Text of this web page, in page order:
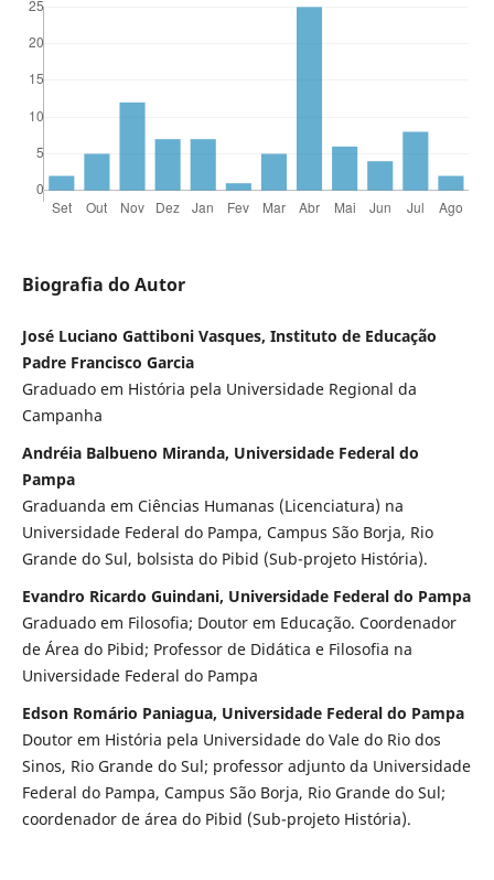
Biografia do Autor
José Luciano Gattiboni Vasques, Instituto de Educação
Padre Francisco Garcia
Graduado em História pela Universidade Regional da
Campanha
Andréia Balbueno Miranda, Universidade Federal do
Pampa
Graduanda em Ciências Humanas (Licenciatura) na
Universidade Federal do Pampa, Campus São Borja, Rio
Grande do Sul, bolsista do Pibid (Sub-projeto História).
Evandro Ricardo Guindani, Universidade Federal do Pampa
Graduado em Filosofia; Doutor em Educação. Coordenador
de Área do Pibid; Professor de Didática e Filosofia na
Universidade Federal do Pampa
Edson Romário Paniagua, Universidade Federal do Pampa
Doutor em História pela Universidade do Vale do Rio dos
Sinos, Rio Grande do Sul; professor adjunto da Universidade
Federal do Pampa, Campus São Borja, Rio Grande do Sul;
coordenador de área do Pibid (Sub-projeto História).